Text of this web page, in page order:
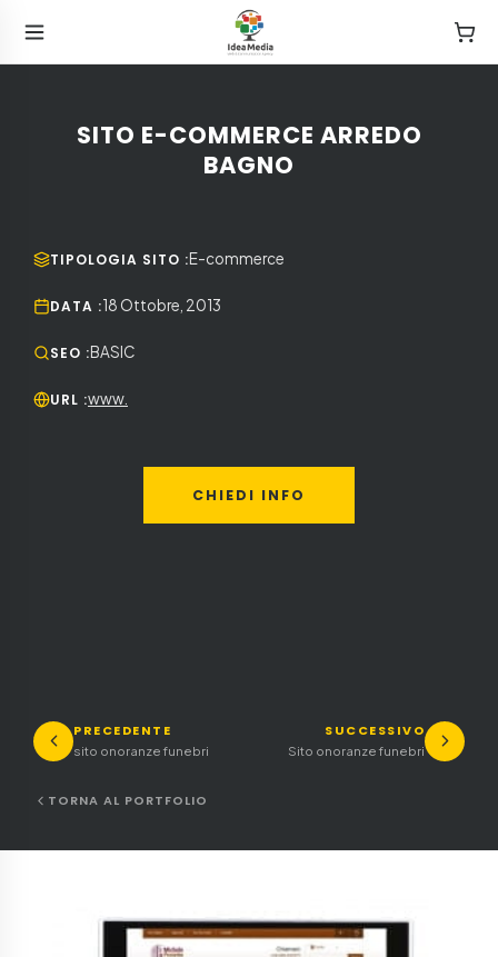
SITO E-COMMERCE ARREDO
BAGNO
TIPOLOGIA SITO :E-commerce
DATA :18 Ottobre, 2013
SEO :BASIC
URL :www.
CHIEDI INFO
PRECEDENTE
sito onoranze funebri
SUCCESSIVO
Sito onoranze funebri
TORNA AL PORTFOLIO